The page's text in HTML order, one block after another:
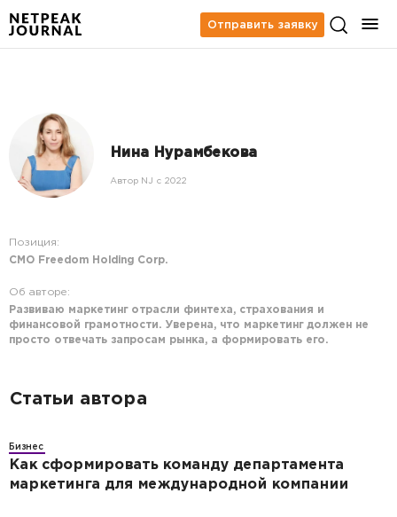
Отправить заявку
Нина Нурамбекова
Автор NJ c 2022
Позиция:
СМО Freedom Holding Corp.
Об авторе:
Развиваю маркетинг отрасли финтеха, страхования и
финансовой грамотности. Уверена, что маркетинг должен не
просто отвечать запросам рынка, а формировать его.
Статьи автора
Бизнес
Как сформировать команду департамента
маркетинга для международной компании